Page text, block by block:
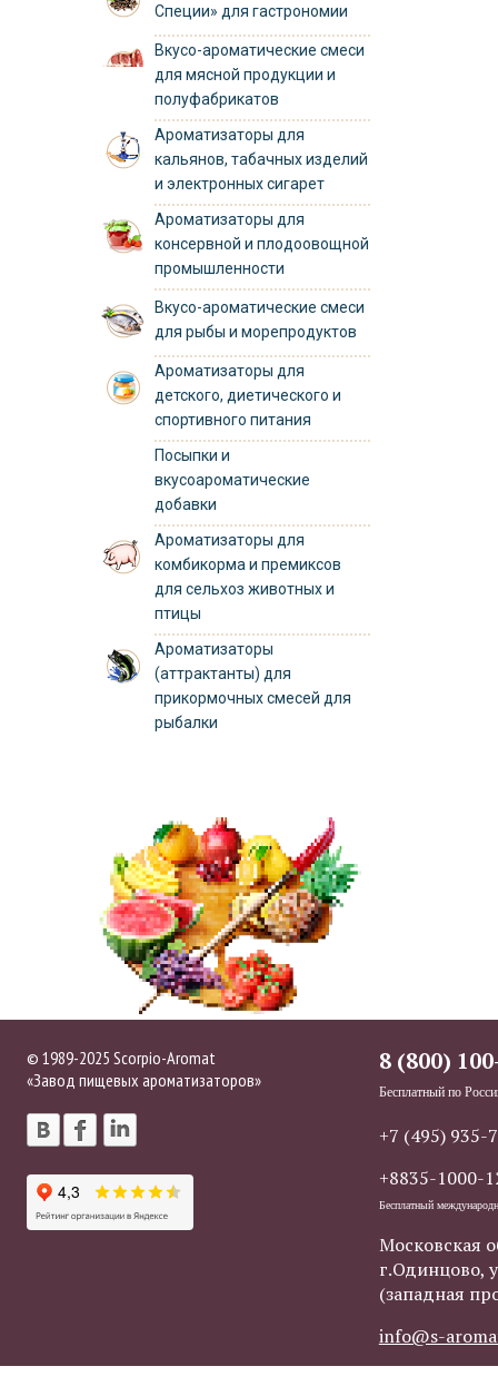
Специи» для гастрономии
Вкусо-ароматические смеси
для мясной продукции и
полуфабрикатов
Ароматизаторы для
кальянов, табачных изделий
и электронных сигарет
Ароматизаторы для
консервной и плодоовощной
промышленности
Вкусо-ароматические смеси
для рыбы и морепродуктов
Ароматизаторы для
детского, диетического и
спортивного питания
Посыпки и
вкусоароматические
добавки
Ароматизаторы для
комбикорма и премиксов
для сельхоз животных и
птицы
Ароматизаторы
(аттрактанты) для
прикормочных смесей для
рыбалки
© 1989-2025 Scorpio-Aromat
«Завод пищевых ароматизаторов»
8 (800)
Бесплатный по
+7 (495) 935-
+8835-1000-
Бесплатный
Московская
г.Одинцово,
(западная
info@s-